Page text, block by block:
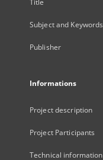
Title
Subject and Keywords
Publisher
Informations
Project description
Project Participants
Technical information